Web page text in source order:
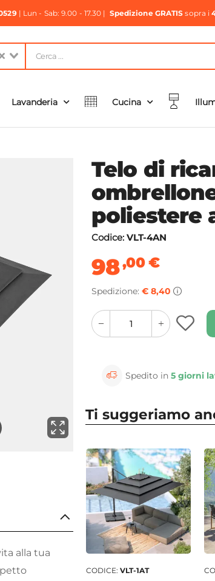
| Lun - Sab: 9.00 - 17.30 | Spedizione GRATIS sopra i
Lavanderia Cucina
⚲ Clicca
alla tua
Telo di
poliestere
Codice: VLT-4AN
98,00€
Spedizione: € 8,40
quantity
button
quantity
minus
button
Spedito in5 giorni
Ti suggeriamo
CODICE: VLT-1AT